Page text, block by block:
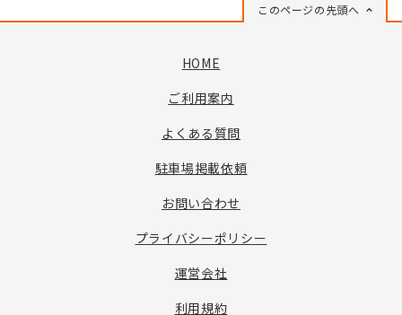
このページの先頭へ
HOME
ご利用案内
よくある質問
駐車場掲載依頼
お問い合わせ
プライバシーポリシー
運営会社
利用規約